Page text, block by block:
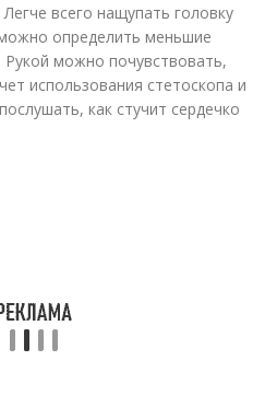
всего нащупать головку
определить меньшие
Рукой можно почувствовать,
использования стетоскопа и
как стучит сердечко